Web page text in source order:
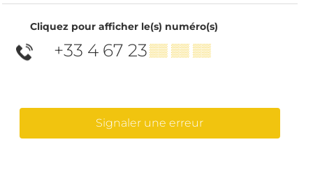
Cliquez pour afficher le(s) numéro(s)
+33 4 67 23▒▒ ▒▒ ▒▒
Signaler une erreur